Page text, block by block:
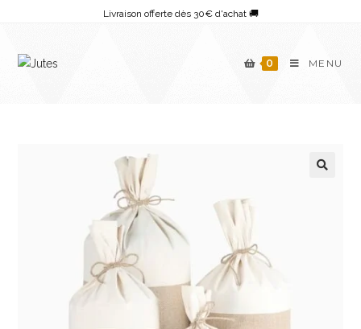
Livraison offerte dès 30€ d'achat 🚚
0 MENU